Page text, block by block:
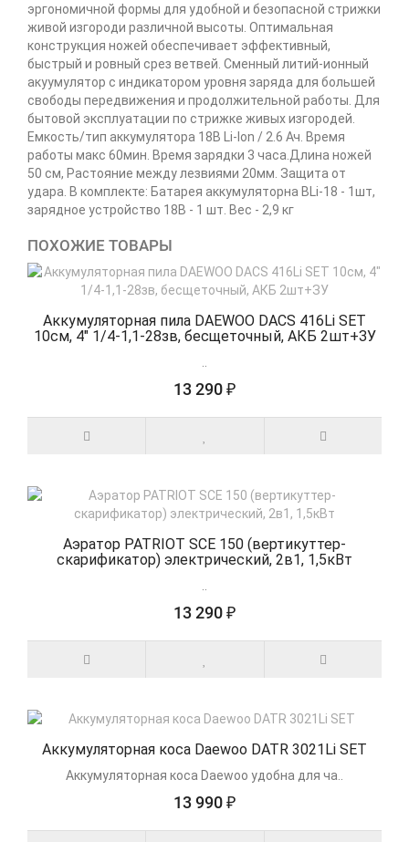
эргономичной формы для удобной и безопасной стрижки
живой изгороди различной высоты. Оптимальная
конструкция ножей обеспечивает эффективный,
быстрый и ровный срез ветвей. Сменный литий-ионный
акуумулятор с индикатором уровня заряда для большей
свободы передвижения и продолжительной работы. Для
бытовой эксплуатации по стрижке живых изгородей.
Емкость/тип аккумулятора 18В Li-Ion / 2.6 Ач. Время
работы макс 60мин. Время зарядки 3 часа.Длина ножей
50 см, Растояние между лезвиями 20мм. Защита от
удара. В комплекте: Батарея аккумуляторна BLi-18 - 1шт,
зарядное устройство 18B - 1 шт. Вес - 2,9 кг
ПОХОЖИЕ ТОВАРЫ
Аккумуляторная пила DAEWOO DACS 416Li SET
10см, 4" 1/4-1,1-28зв, бесщеточный, АКБ 2шт+ЗУ
13 290 ₽
Аэратор PATRIOT SCE 150 (вертикуттер-
скарификатор) электрический, 2в1, 1,5кВт
13 290 ₽
Аккумуляторная коса Daewoo DATR 3021Li SET
Аккумуляторная коса Daewoo удобна для ча..
13 990 ₽